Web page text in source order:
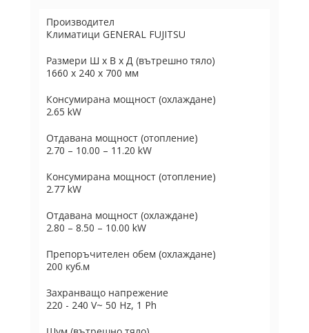
Производител
Климатици GENERAL FUJITSU
Размери Ш х В х Д (вътрешно тяло)
1660 x 240 x 700 мм
Консумирана мощност (охлаждане)
2.65 kW
Отдавана мощност (отопление)
2.70 – 10.00 – 11.20 kW
Консумирана мощност (отопление)
2.77 kW
Отдавана мощност (охлаждане)
2.80 – 8.50 – 10.00 kW
Препоръчителен обем (охлаждане)
200 куб.м
Захранващо напрежение
220 - 240 V~ 50 Hz, 1 Ph